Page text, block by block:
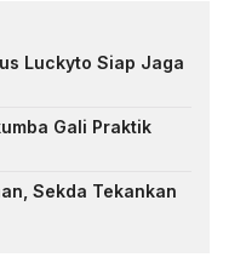
Luckyto Siap Jaga
Gali Praktik
Sekda Tekankan